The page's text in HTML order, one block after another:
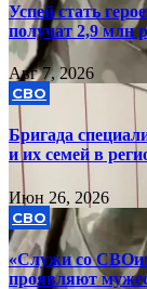
Успей стать
получат 2,9 млн
Авг 7, 2026
СВО
Бригада
и их семей в
Июн 26, 2026
СВО
«Служи со
проявляют